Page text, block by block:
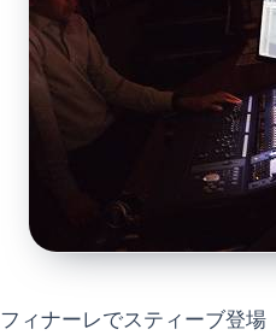
フィナーレでスティーブ登場